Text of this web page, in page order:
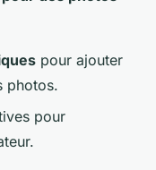
pour ajouter
photos.
pour